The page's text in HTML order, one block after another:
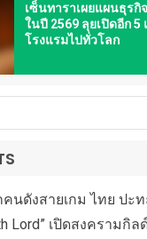
เซ็นทาราเผยแผนธุรกิ
ในปี 2569 ลุยเปิดอีก
โรงแรมไปทั่วโลก
คนดังสายเกม ไทย ปะ
Lord” เปิดสงครามกิ